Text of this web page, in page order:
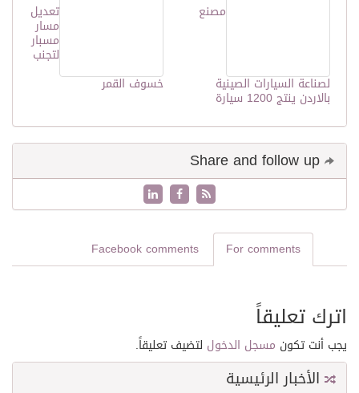
تعديل
مسار
مسبار
لتجنب
خسوف القمر
مصنع
لصناعة السيارات الصينية
بالاردن ينتج 1200 سيارة
For comments
Facebook comments
اترك تعليقاً
يجب أنت تكون مسجل الدخول لتضيف تعليقاً.
الأخبار الرئيسية